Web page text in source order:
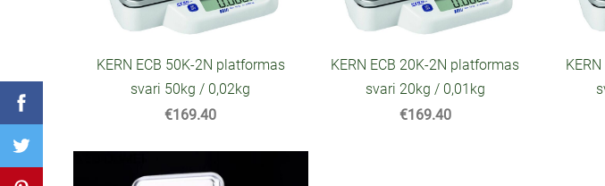
KERN ECB 50K-2N platformas
svari 50kg / 0,02kg
€169.40
KERN ECB 20K-2N platformas
svari 20kg / 0,01kg
€169.40